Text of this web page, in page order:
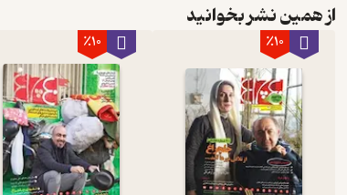
از همین نشر بخوانید
٪10 ٪10